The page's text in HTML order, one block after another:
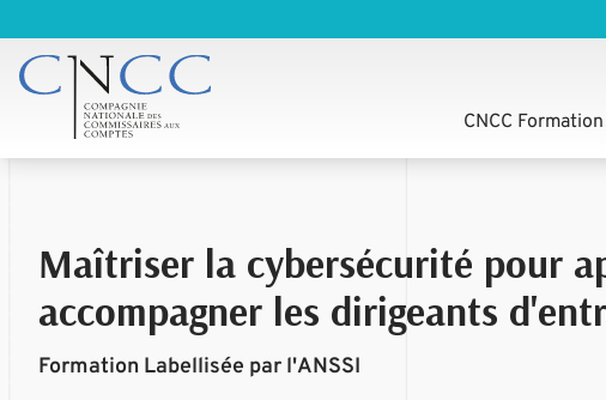
CNCC Formation
Maîtriser la cybersécurité pour
accompagner les dirigeants
Formation Labellisée par l'ANSSI